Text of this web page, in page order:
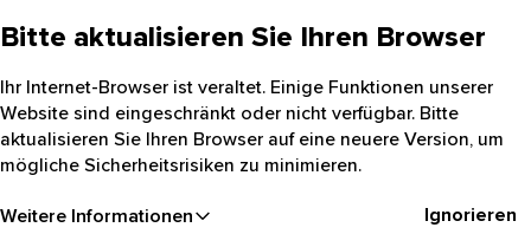
Bitte aktualisieren Sie Ihren Browser
Ihr Internet-Browser ist veraltet. Einige Funktionen unserer
Website sind eingeschränkt oder nicht verfügbar. Bitte
aktualisieren Sie Ihren Browser auf eine neuere Version, um
mögliche Sicherheitsrisiken zu minimieren.
Weitere Informationen Ignorieren